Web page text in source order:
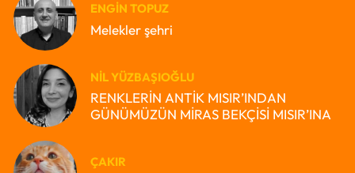
ENGIN TOPUZ
Melekler şehri
NIL YÜZBAŞIOĞLU
RENKLERİN ANTİK MISIR’INDAN
GÜNÜMÜZÜN MİRAS BEKÇİSİ MISIR’INA
ÇAKIR